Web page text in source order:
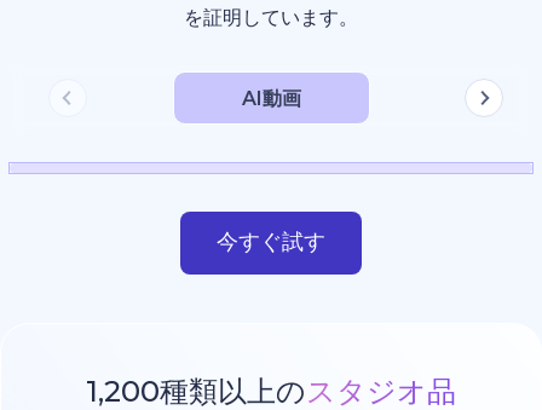
を証明しています。
AI動画
今すぐ試す
1,200種類以上のスタジオ品